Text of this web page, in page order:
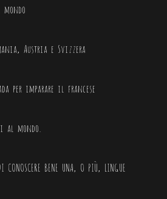
Austria e Svizzera
per imparare il francese
al mondo.
BENE UNA, O PIÙ, LINGUE